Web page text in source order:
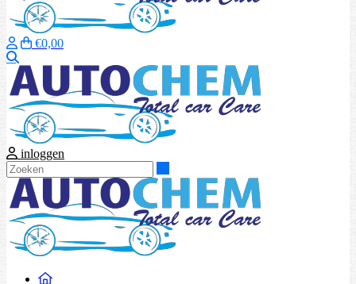
€0,00
inloggen